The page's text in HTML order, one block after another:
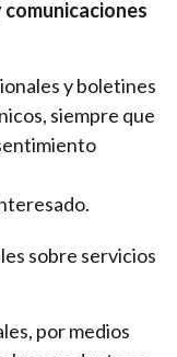
y boletines
siempre que
sobre servicios
por medios